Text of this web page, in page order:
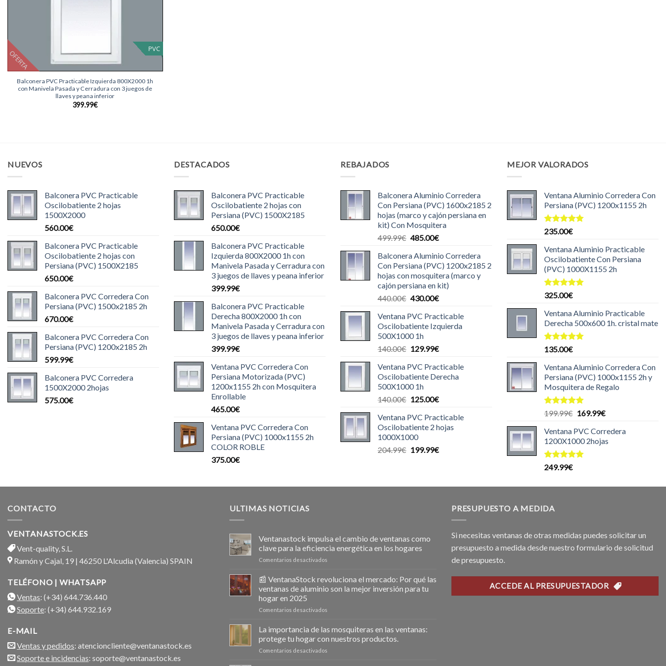
OFERTA
PVC
+
Balconera PVC Practicable Izquierda 800X2000 1h
con Manivela Pasada y Cerradura con 3 juegos de
llaves y peana inferior
399.99€
NUEVOS
Balconera PVC Practicable
Oscilobatiente 2 hojas
1500X2000
560.00€
Balconera PVC Practicable
Oscilobatiente 2 hojas con
Persiana (PVC) 1500X2185
650.00€
Balconera PVC Corredera Con
Persiana (PVC) 1500x2185 2h
670.00€
Balconera PVC Corredera Con
Persiana (PVC) 1200x2185 2h
599.99€
Balconera PVC Corredera
1500X2000 2hojas
575.00€
DESTACADOS
Balconera PVC Practicable
Oscilobatiente 2 hojas con
Persiana (PVC) 1500X2185
650.00€
Balconera PVC Practicable
Izquierda 800X2000 1h con
Manivela Pasada y Cerradura con
3 juegos de llaves y peana inferior
399.99€
Balconera PVC Practicable
Derecha 800X2000 1h con
Manivela Pasada y Cerradura con
3 juegos de llaves y peana inferior
399.99€
Ventana PVC Corredera Con
Persiana Motorizada (PVC)
1200x1155 2h con Mosquitera
Enrollable
465.00€
Ventana PVC Corredera Con
Persiana (PVC) 1000x1155 2h
COLOR ROBLE
375.00€
REBAJADOS
Balconera Aluminio Corredera
Con Persiana (PVC) 1600x2185 2
hojas (marco y cajón persiana en
kit) Con Mosquitera
499.99€ El
original
era:
499.99€.
485.00€El
actual
es:
485.00€.
Balconera Aluminio Corredera
Con Persiana (PVC) 1200x2185 2
hojas con mosquitera (marco y
cajón persiana en kit)
440.00€ El
original
era:
440.00€.
430.00€El
actual
es:
Ventana PVC Practicable
Oscilobatiente Izquierda
500X1000 1h
140.00€ El
original
era:
140.00€.
129.99€El
actual
es:
Ventana PVC Practicable
Oscilobatiente Derecha
500X1000 1h
140.00€ El
original
era:
140.00€.
125.00€El
actual
es:
Ventana PVC Practicable
Oscilobatiente 2 hojas
1000X1000
204.99€ El
199.99€El
MEJOR VALORADOS
Ventana Aluminio Corredera Con
Persiana (PVC) 1200x1155 2h
Valorado
de 5
235.00€
Ventana Aluminio Practicable
Oscilobatiente Con Persiana
(PVC) 1000X1155 2h
Valorado
de 5
325.00€
Ventana Aluminio Practicable
Derecha 500x600 1h. cristal mate
Valorado
de 5
135.00€
Ventana Aluminio Corredera Con
Persiana (PVC) 1000x1155 2h y
Mosquitera de Regalo
Valorado
de 5
199.99€ El
original
era:
199.99€.
169.99€El
actual
es:
Ventana PVC Corredera
1200X1000 2hojas
Valorado
249.99€
CONTACTO
VENTANASTOCK.ES
Vent-quality, S.L.
Ramón y Cajal, 19 | 46250 L'Alcudia (Valencia) SPAIN
TELÉFONO | WHATSAPP
Ventas: (+34) 644.736.440
Soporte: (+34) 644.932.169
E-MAIL
Ventas y pedidos: atencioncliente@ventanastock.es
Soporte e incidencias: soporte@ventanastock.es
ULTIMAS NOTICIAS
Ventanastock impulsa el cambio de ventanas como
clave para la eficiencia energética en los hogares
Comentarios desactivados
impulsa
cambio
la
📰 VentanaStock revoluciona el mercado: Por qué las
ventanas de aluminio son la mejor inversión para tu
hogar en 2025
Comentarios desactivados
VentanaStock
revoluciona
el
La importancia de las mosquiteras en las ventanas:
protege tu hogar con nuestros productos.
Comentarios desactivados
PRESUPUESTO A MEDIDA
Si necesitas ventanas de otras medidas puedes solicitar un
presupuesto a medida desde nuestro formulario de solicitud
de presupuesto.
ACCEDE AL PRESUPUESTADOR